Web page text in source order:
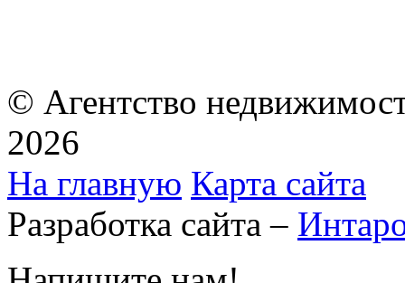
© Агентство
2026
На главную Карта сайта
Разработка сайта –